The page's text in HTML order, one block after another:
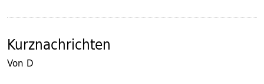
Kurznachrichten
Von D